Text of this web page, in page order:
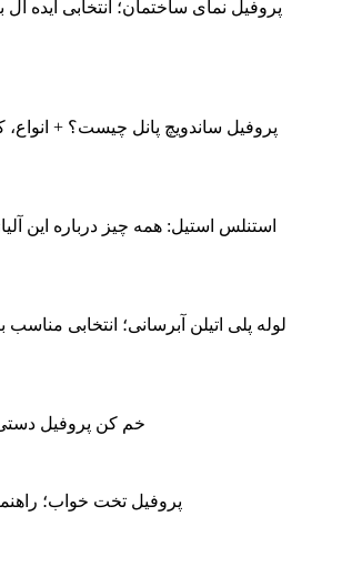
پروفیل نمای ساختمان؛ انتخابی ایده آل
پروفیل ساندویچ پانل چیست؟ + انواع،
استنلس استیل: همه‌ چیز درباره این
لوله پلی اتیلن آبرسانی؛ انتخابی
خم کن پروفیل
پروفیل تخت خواب؛